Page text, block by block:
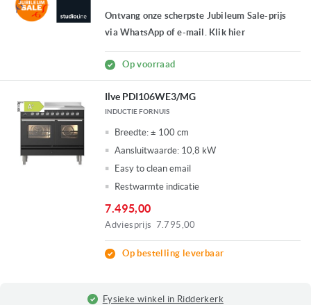
Ontvang onze scherpste Jubileum Sale-prijs
via WhatsApp of e-mail. Klik hier
Op voorraad
Ilve PDI106WE3/MG
INDUCTIE FORNUIS
Breedte: ± 100 cm
Aansluitwaarde: 10,8 kW
Easy to clean email
Restwarmte indicatie
7.495,00
Adviesprijs 7.795,00
Op bestelling leverbaar
Fysieke winkel in Ridderkerk